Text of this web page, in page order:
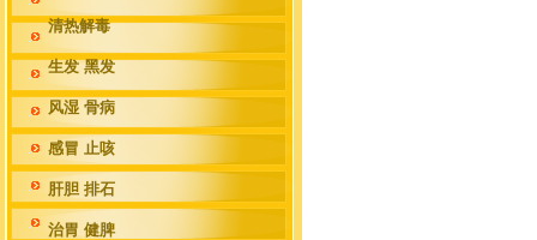
清热解毒
生发 黑发
风湿 骨病
感冒 止咳
肝胆 排石
治胃 健脾